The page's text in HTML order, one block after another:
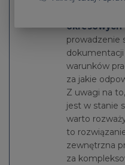
okresowych
prowadzenie
warunków
za jakie
Z uwagi na
jest w stanie
warto
to
zewnętrzna
za